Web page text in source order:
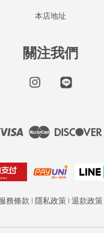
本店地址
關注我們
Instagram
Visa Master
務條款 | 隱私政策 | 退款政策